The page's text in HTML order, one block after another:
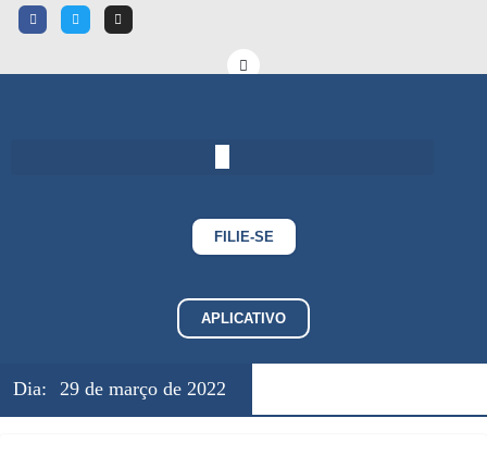
FILIE-SE
APLICATIVO
Dia: 29 de março de 2022